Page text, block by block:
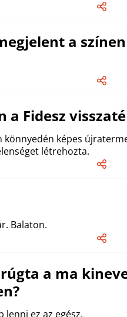
a színen
a Fidesz
könnyedén képes
létrehozta.
Balaton.
a ma
lenni ez az egész.